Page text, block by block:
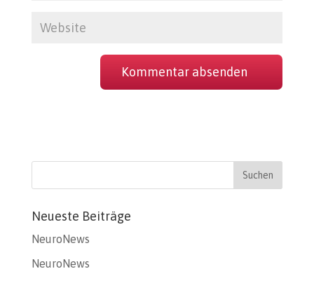
Neueste Beiträge
NeuroNews
NeuroNews